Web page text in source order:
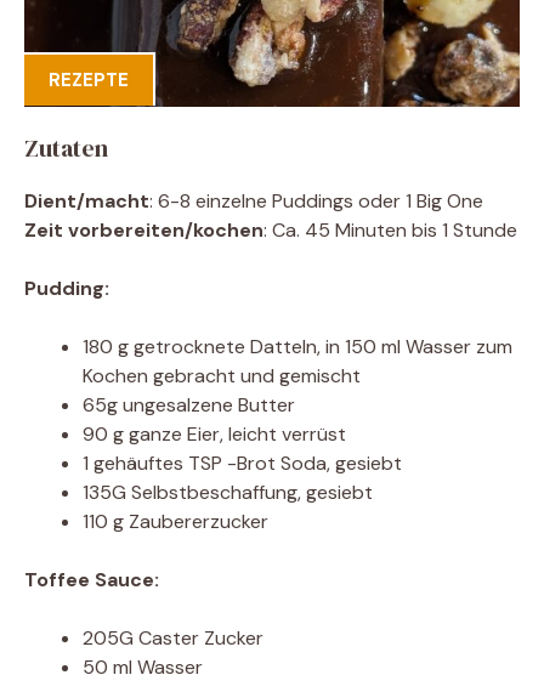
REZEPTE
Zutaten
Dient/macht: 6-8 einzelne Puddings oder 1 Big One
Zeit vorbereiten/kochen: Ca. 45 Minuten bis 1 Stunde
Pudding:
180 g getrocknete Datteln, in 150 ml Wasser zum
Kochen gebracht und gemischt
65g ungesalzene Butter
90 g ganze Eier, leicht verrüst
1 gehäuftes TSP -Brot Soda, gesiebt
135G Selbstbeschaffung, gesiebt
110 g Zaubererzucker
Toffee Sauce:
205G Caster Zucker
50 ml Wasser